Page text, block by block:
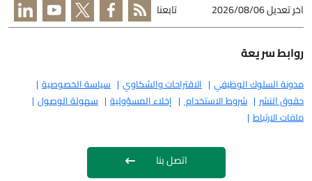
اخر تعديل2026/08/06 تابعنا
روابط سريعة
مدونة السلوك الوظيفي الاقتراحات والشكاوي
سياسة الخصوصية
حقوق النشر
شروط الاستخدام إخلاء المسؤولية
سهولة الوصول
ملفات الارتباط
اتصل بنا